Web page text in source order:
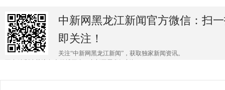
中新网黑龙江新闻官方微信：扫
即关注！
关注“中新网黑龙江新闻”，获取独家新闻资讯。
更多精彩请关注各大微博平台@中新网黑龙江新闻 。